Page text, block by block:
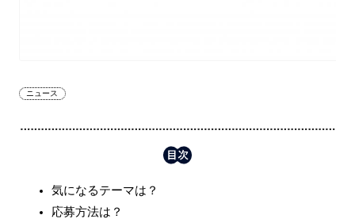
ニュース
気になるテーマは？
応募方法は？